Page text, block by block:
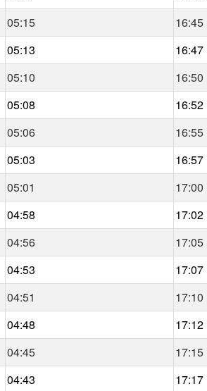
05:15
16:45
05:13
16:47
05:10
16:50
05:08
16:52
05:06
16:55
05:03
16:57
05:01
17:00
04:58
17:02
04:56
17:05
04:53
17:07
04:51
17:10
04:48
17:12
04:45
17:15
04:43 17:17